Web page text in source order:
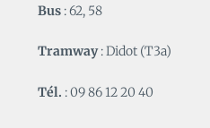
Bus : 62, 58
Tramway: Didot (T3a)
Tél. : 09 86 12 20 40